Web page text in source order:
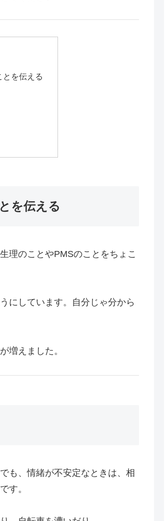
とを伝える
を伝える
理のことやPMSのことをちょこ
にしています。自分じゃ分から
増えました。
も、情緒が不安定なときは、相
す。